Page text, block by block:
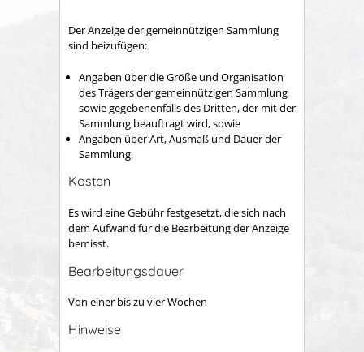
Der Anzeige der gemeinnützigen Sammlung
sind beizufügen:
Angaben über die Größe und Organisation
des Trägers der gemeinnützigen Sammlung
sowie gegebenenfalls des Dritten, der mit der
Sammlung beauftragt wird, sowie
Angaben über Art, Ausmaß und Dauer der
Sammlung.
Kosten
Es wird eine Gebühr festgesetzt, die sich nach
dem Aufwand für die Bearbeitung der Anzeige
bemisst.
Bearbeitungsdauer
Von einer bis zu vier Wochen
Hinweise